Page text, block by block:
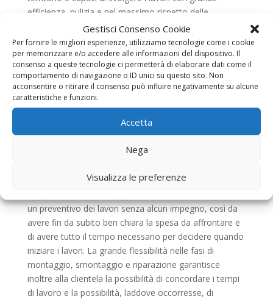
Gestisci Consenso Cookie
Per fornire le migliori esperienze, utilizziamo tecnologie come i cookie
per memorizzare e/o accedere alle informazioni del dispositivo. Il
consenso a queste tecnologie ci permetterà di elaborare dati come il
comportamento di navigazione o ID unici su questo sito. Non
acconsentire o ritirare il consenso può influire negativamente su alcune
caratteristiche e funzioni.
Accetta
Nega
Visualizza le preferenze
efficienza, pulizia e nel massimo rispetto delle
proprietà. Tale livello di professionalità ci dà modo di
effettuare manutenzione sulle installazioni più vecchie,
ma anche di eccellere nei lavori di posizionamento di
pezzi nuovi.Assistenza Tapparelle Corso Trieste
Roma, vi ricordiamo, è un’azienda leader anche per
quanto riguarda anche l’installazione di motori su
serrande e saracinesche già esistenti. Per fare tali
adattamenti il nostro team specializzato non conosce
rivali ed è in grado di garantire un lavoro ben fatto in
tempi davvero molto veloci e nel massimo rispetto
Scegliendo la nostra realtà è anche possibile,
un preventivo dei lavori senza alcun impegno, così da
avere fin da subito ben chiara la spesa da affrontare e
di avere tutto il tempo necessario per decidere quando
iniziare i lavori. La grande flessibilità nelle fasi di
montaggio, smontaggio e riparazione garantisce
inoltre alla clientela la possibilità di concordare i tempi
di lavoro e la possibilità, laddove occorresse, di